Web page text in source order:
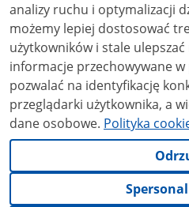
analizy ruchu i optymalizacji
możemy lepiej dostosować
użytkowników i stale ulepszać nasze
informacje przechowywane
pozwalać na identyfikację
przeglądarki użytkownika, a
dane osobowe. Polityka